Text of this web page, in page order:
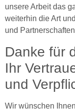
unsere Arbeit das
weiterhin die Art
und
Danke für
Ihr
und
Wir wünschen